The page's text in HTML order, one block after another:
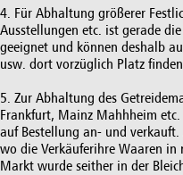
4. Für Abhaltung größerer
Ausstellungen etc. ist gerade
geeignet und können deshalb
usw. dort vorzüglich Platz
5. Zur Abhaltung des
Frankfurt, Mainz Mahhheim
auf Bestellung an- und
wo die Verkäuferihre Waaren
Markt wurde seither in der